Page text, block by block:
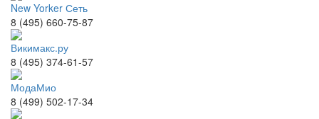
New Yorker Сеть
8 (495) 660-75-87
Викимакс.ру
8 (495) 374-61-57
МодаМио
8 (499) 502-17-34